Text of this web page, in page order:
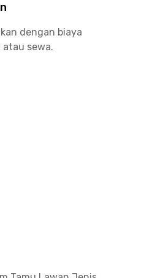
dengan biaya
atau sewa.